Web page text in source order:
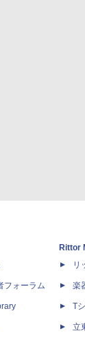
フォーラム
Rittor
リ
楽
T
立